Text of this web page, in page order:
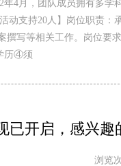
年4月，团队成员拥有多
动支持20人】岗位职责：
撰写等相关工作。岗位
历④须
已开启，感兴
浏览